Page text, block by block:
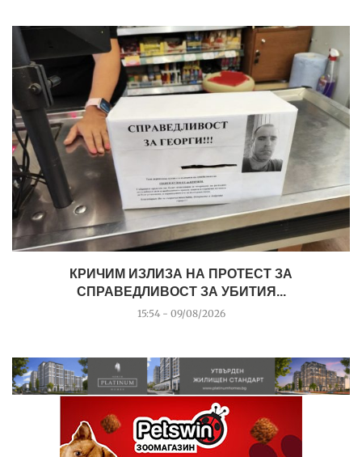
КРИЧИМ ИЗЛИЗА НА ПРОТЕСТ ЗА
СПРАВЕДЛИВОСТ ЗА УБИТИЯ...
15:54 - 09/08/2026